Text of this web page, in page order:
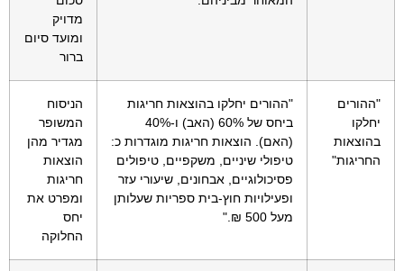
מדויק
ומועד סיום
ברור
"ההורים
יחלקו
בהוצאות
החריגות"
"ההורים יחלקו בהוצאות חריגות
ביחס של 60% (האב) ו-40%
(האם). הוצאות חריגות מוגדרות כ:
טיפולי שיניים, משקפיים, טיפולים
פסיכולוגיים, אבחונים, שיעורי עזר
ופעילויות חוץ-בית ספריות שעלותן
מעל 500 ₪."
הניסוח
המשופר
מגדיר מהן
הוצאות
חריגות
ומפרט את
יחס
החלוקה